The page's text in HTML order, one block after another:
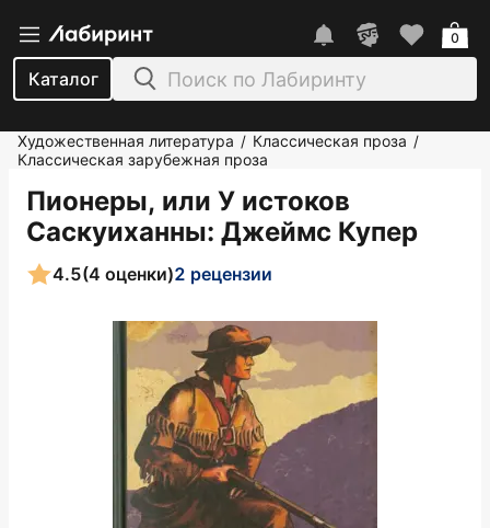
Каталог
0
Художественная литература / Классическая проза /
Классическая зарубежная проза
Пионеры, или У истоков
Саскуиханны: Джеймс Купер
4.5(4 оценки)2 рецензии